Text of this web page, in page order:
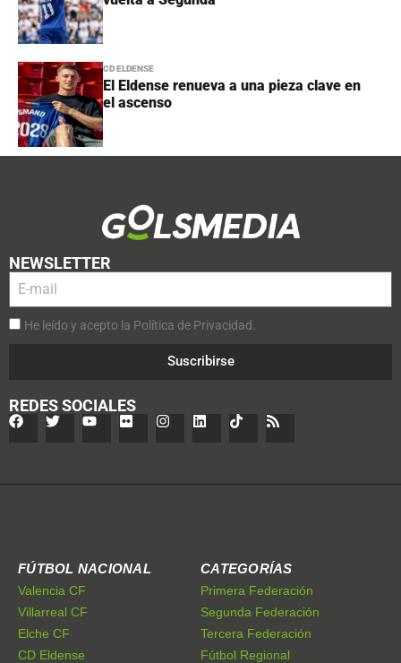
CD ELDENSE
El Eldense renueva a una pieza clave en
el ascenso
NEWSLETTER
He leído y acepto la Política de Privacidad.
Suscribirse
REDES SOCIALES
FÚTBOL NACIONAL
Valencia CF
Villarreal CF
Elche CF
CD Eldense
CATEGORÍAS
Primera Federación
Segunda Federación
Tercera Federación
Fútbol Regional